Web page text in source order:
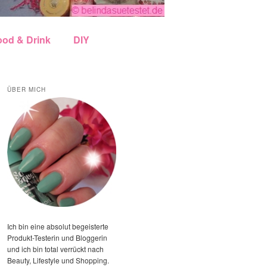
& Drink DIY
ÜBER MICH
Ich bin eine absolut begeisterte
Produkt-Testerin und Bloggerin
und ich bin total verrückt nach
Beauty, Lifestyle und Shopping.